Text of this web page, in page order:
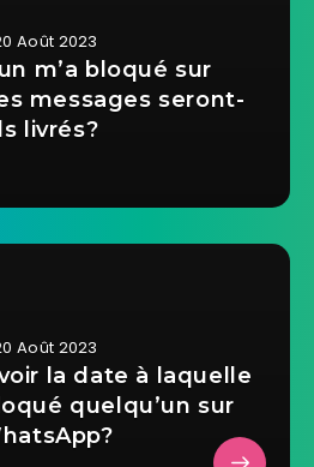
Août 2023
m’a bloqué sur
messages seront-
livrés?
Août 2023
la date à laquelle
quelqu’un sur